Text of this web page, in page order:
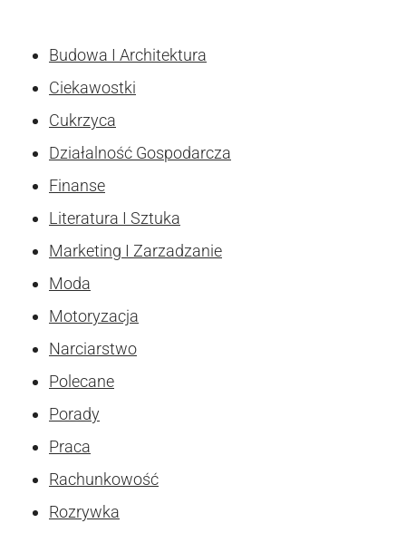
Budowa I Architektura
Ciekawostki
Cukrzyca
Działalność Gospodarcza
Finanse
Literatura I Sztuka
Marketing I Zarzadzanie
Moda
Motoryzacja
Narciarstwo
Polecane
Porady
Praca
Rachunkowość
Rozrywka